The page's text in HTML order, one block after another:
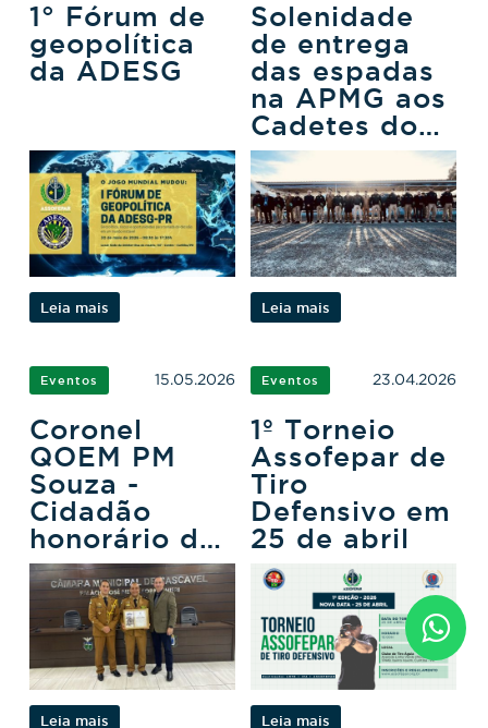
1° Fórum de
geopolítica
da ADESG
Leia mais
Solenidade
de entrega
das espadas
na APMG aos
Cadetes do
3ºCFO
Leia mais
Eventos 15.05.2026
Coronel
QOEM PM
Souza -
Cidadão
honorário de
Cascavel
Leia mais
Eventos 23.04.2026
1º Torneio
Assofepar de
Tiro
Defensivo em
25 de abril
Leia mais